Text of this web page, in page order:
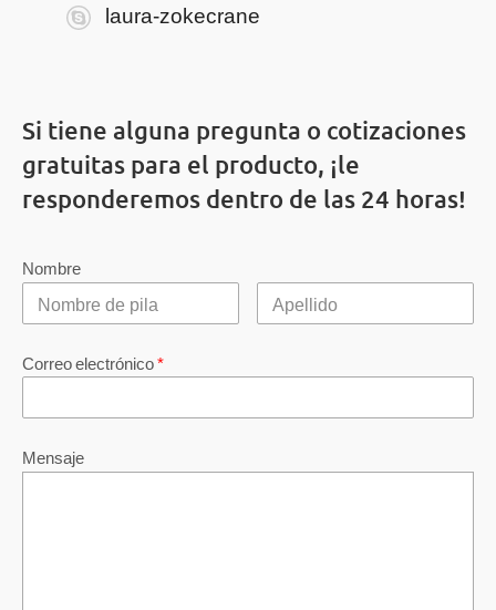
laura-zokecrane
Si tiene alguna pregunta o cotizaciones
gratuitas para el producto, ¡le
responderemos dentro de las 24 horas!
Nombre
Correo electrónico*
Mensaje